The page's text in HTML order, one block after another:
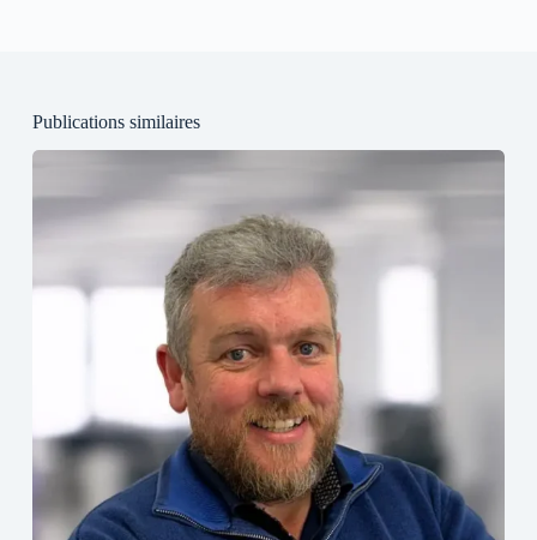
Publications similaires